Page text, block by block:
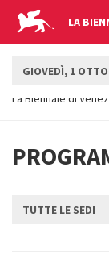
LA
ARE
La Biennale di
GIOVEDÌ, 1
TUTTE LE SEDI